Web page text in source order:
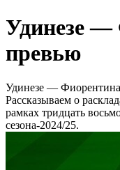
Удинезе —
превью
Удинезе —
Рассказываем о
рамках тридцать
сезона-2024/25.